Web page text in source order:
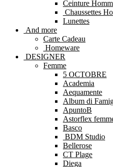
Ceinture
Chaussettes
Lunettes
And more
Carte Cadeau
Homeware
DESIGNER
Femme
5 OCTOBRE
Academia
Aequamente
Album di
ApuntoB
Astorflex
Basco
BDM Studio
Bellerose
CT Plage
Diega